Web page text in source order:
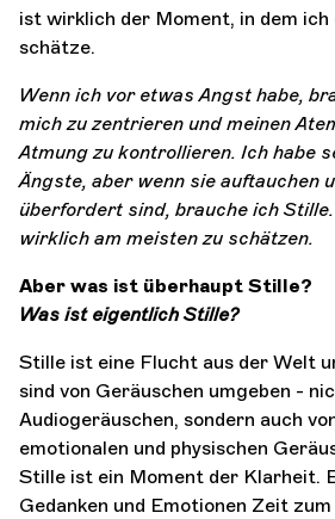
ist wirklich der Moment, in dem ich
schätze.
Wenn ich vor etwas Angst habe,
mich zu zentrieren und meinen
Atmung zu kontrollieren. Ich habe
Ängste, aber wenn sie auftauchen
überfordert sind, brauche ich
wirklich am meisten zu schätzen.
Aber was ist überhaupt Stille?
Was ist eigentlich Stille?
Stille ist eine Flucht aus der Welt
sind von Geräuschen umgeben -
Audiogeräuschen, sondern auch
emotionalen und physischen
Stille ist ein Moment der Klarheit.
Gedanken und Emotionen Zeit